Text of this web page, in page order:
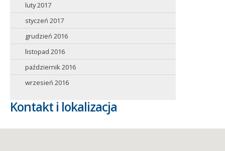
luty 2017
styczeń 2017
grudzień 2016
listopad 2016
październik 2016
wrzesień 2016
Kontakt i lokalizacja